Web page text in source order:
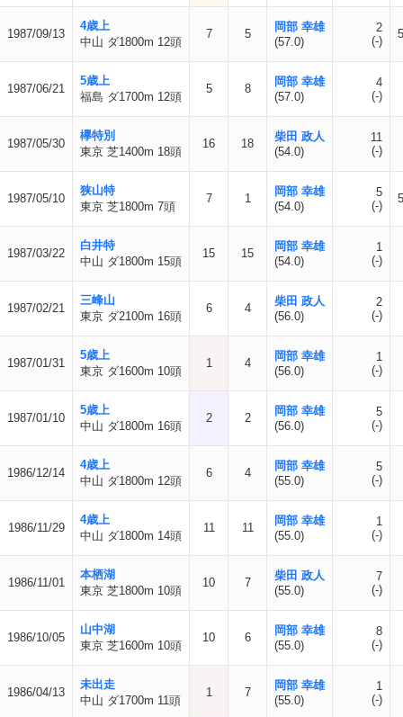
1987/09/13
4歳上
中山 ダ1800m 12頭
7 5
岡部 幸雄
(57.0)
2
(-)
1987/06/21
5歳上
福島 ダ1700m 12頭
5 8
岡部 幸雄
(57.0)
4
(-)
1987/05/30
欅特別
東京 芝1400m 18頭
16 18
柴田 政人
(54.0)
11
(-)
1987/05/10
狭山特
東京 芝1800m 7頭
7 1
岡部 幸雄
(54.0)
5
(-)
1987/03/22
白井特
中山 ダ1800m 15頭
15 15
岡部 幸雄
(54.0)
1
(-)
1987/02/21
三峰山
東京 ダ2100m 16頭
6 4
柴田 政人
(56.0)
2
(-)
1987/01/31
5歳上
東京 ダ1600m 10頭
1 4
岡部 幸雄
(56.0)
1
(-)
1987/01/10
5歳上
中山 ダ1800m 16頭
2 2
岡部 幸雄
(56.0)
5
(-)
1986/12/14
4歳上
中山 ダ1800m 12頭
6 4
岡部 幸雄
(55.0)
5
(-)
1986/11/29
4歳上
中山 ダ1800m 14頭
11 11
岡部 幸雄
(55.0)
1
(-)
1986/11/01
本栖湖
東京 芝1800m 10頭
10 7
柴田 政人
(55.0)
7
(-)
1986/10/05
山中湖
東京 芝1600m 10頭
10 6
岡部 幸雄
(55.0)
8
(-)
1986/04/13
未出走
中山 ダ1700m 11頭
1 7
岡部 幸雄
(55.0)
1
(-)